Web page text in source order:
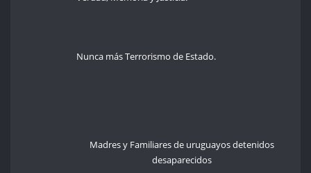
Nunca más Terrorismo de Estado.
Madres y Familiares de uruguayos detenidos
desaparecidos